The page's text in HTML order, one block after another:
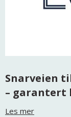
Snarveien
– garantert
Les mer